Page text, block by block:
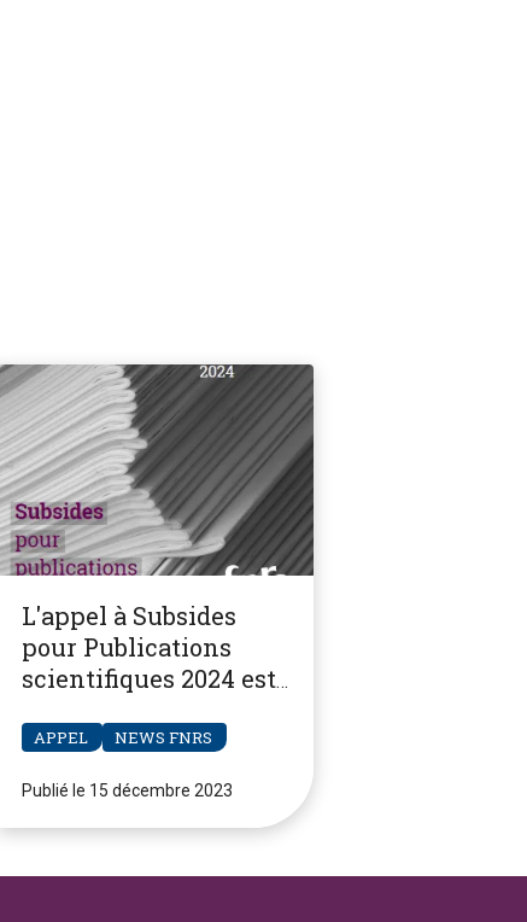
L'appel à Subsides
pour Publications
scientifiques 2024 est
APPEL NEWS FNRS
Publié le 15 décembre 2023